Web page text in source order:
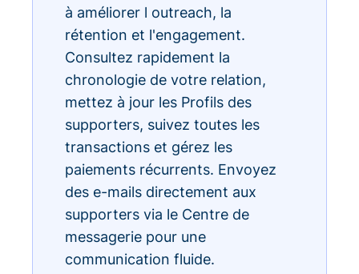
à améliorer l outreach, la
rétention et l'engagement.
Consultez rapidement la
chronologie de votre relation,
mettez à jour les Profils des
supporters, suivez toutes les
transactions et gérez les
paiements récurrents. Envoyez
des e-mails directement aux
supporters via le Centre de
messagerie pour une
communication fluide.